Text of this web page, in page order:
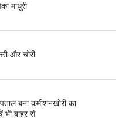
माधुरी
और चोरी
बना कमीशनखोरी का
भी बाहर से